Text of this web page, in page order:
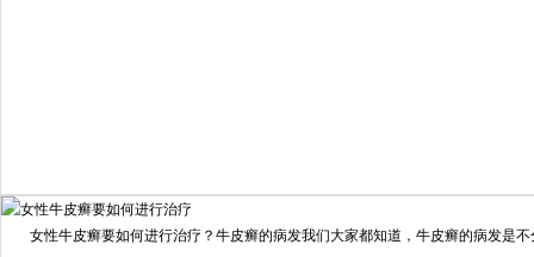
我要咨询 我要预约
女性牛皮癣要如何进行治疗？牛皮癣的病发我们大家都知道，牛皮癣的病发是不